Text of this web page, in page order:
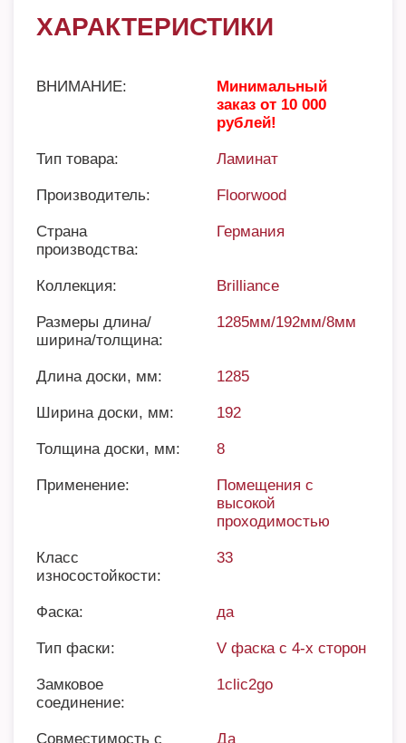
ХАРАКТЕРИСТИКИ
ВНИМАНИЕ:
Минимальный
заказ от 10 000
рублей!
Тип товара: Ламинат
Производитель: Floorwood
Страна
производства:
Германия
Коллекция: Brilliance
Размеры длина/
ширина/толщина:
1285мм/192мм/8мм
Длина доски, мм: 1285
Ширина доски, мм: 192
Толщина доски, мм: 8
Применение:
Помещения с
высокой
проходимостью
Класс
износостойкости:
33
Фаска: да
Тип фаски: V фаска с 4-х сторон
Замковое
соединение:
1clic2go
Совместимость с
Да